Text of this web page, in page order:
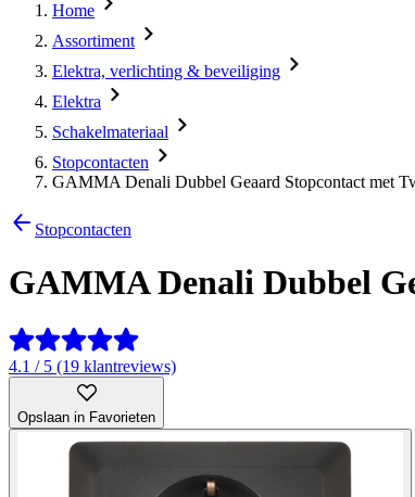
Home
Assortiment
Elektra, verlichting & beveiliging
Elektra
Schakelmateriaal
Stopcontacten
GAMMA Denali Dubbel Geaard Stopcontact met
Stopcontacten
GAMMA Denali Dubbel
4.1 / 5 (19 klantreviews)
Opslaan in Favorieten